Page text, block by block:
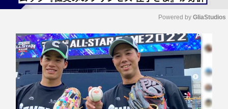
M
u
e
Powered by GliaStudios